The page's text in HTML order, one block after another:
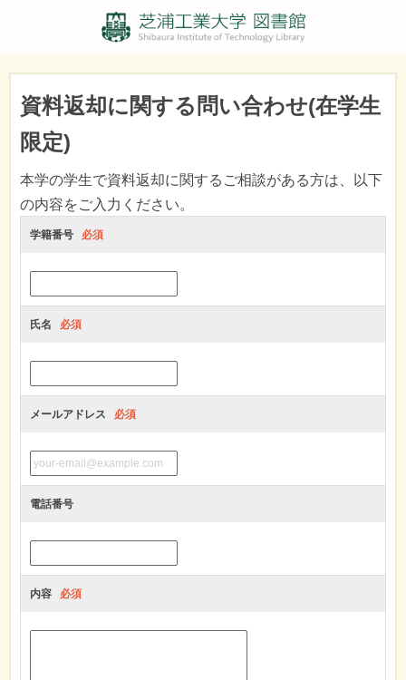
資料返却に関する問い合わせ(在学生
限定)
本学の学生で資料返却に関するご相談がある方は、以下
の内容をご入力ください。
学籍番号 必須
氏名 必須
メールアドレス 必須
電話番号
内容 必須